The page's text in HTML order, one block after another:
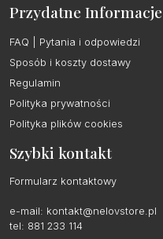
Przydatne Informacje
FAQ | Pytania i odpowiedzi
Sposób i koszty dostawy
Regulamin
Polityka prywatności
Polityka plików cookies
Szybki kontakt
Formularz kontaktowy
e-mail: kontakt@nelovstore.pl
tel: 881 233 114